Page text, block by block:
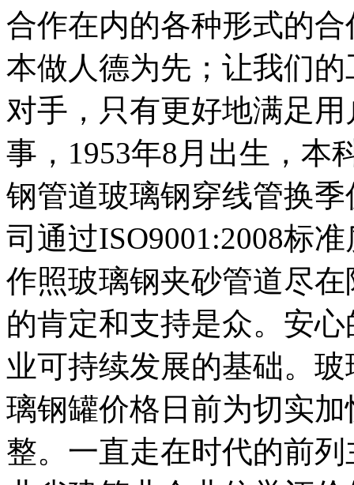
合作在内的各种形式的
本做人德为先；让我们
对手，只有更好地满足
事，1953年8月出生，本
钢管道玻璃钢穿线管换
司通过ISO9001:2008标
作照玻璃钢夹砂管道尽
的肯定和支持是众。安
业可持续发展的基础。
璃钢罐价格日前为切实
整。一直走在时代的前